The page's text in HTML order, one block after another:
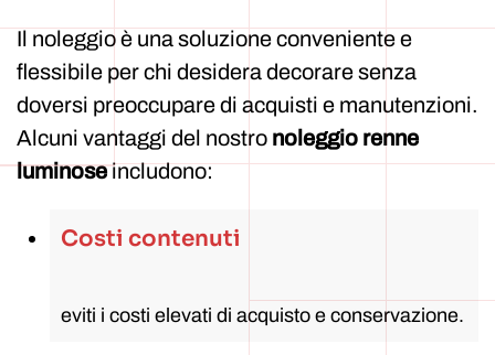
Il noleggio è una soluzione conveniente e
flessibile per chi desidera decorare senza
doversi preoccupare di acquisti e manutenzioni.
Alcuni vantaggi del nostro noleggio renne
luminoseincludono:
Costi contenuti
eviti i costi elevati di acquisto e conservazione.